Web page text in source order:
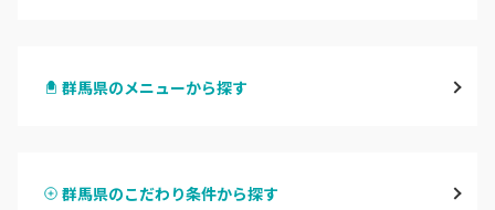
群馬県のメニューから探す
群馬県のこだわり条件から探す